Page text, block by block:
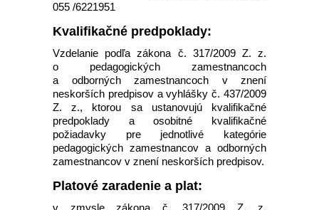
055 /6221951
Kvalifikačné predpoklady:
Vzdelanie podľa zákona č. 317/2009 Z. z.
o pedagogických zamestnancoch
a odborných zamestnancoch v znení
neskorších predpisov a vyhlášky č. 437/2009
Z. z., ktorou sa ustanovujú kvalifikačné
predpoklady a osobitné kvalifikačné
požiadavky pre jednotlivé kategórie
pedagogických zamestnancov a odborných
zamestnancov v znení neskorších predpisov.
Platové zaradenie a plat:
v zmysle zákona č. 317/2009 Z. z.